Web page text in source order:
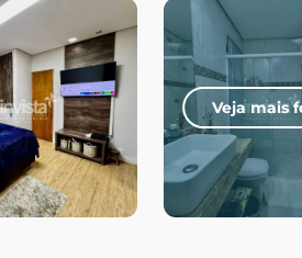
Veja mais